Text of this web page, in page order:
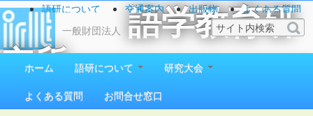
一般財団法人
語学教育研
究所
1923（大正12）年創立
語研について 交通案内 出版物
よくある質問
お問い合わせ
ホーム 語研について
研究大会
よくある質問
お問合せ窓口